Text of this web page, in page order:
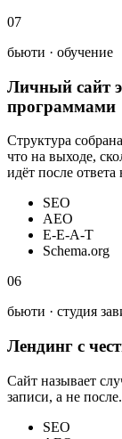
07
бьюти · обучение
Личный сайт
программами
Структура
что на выходе,
идёт после
SEO
AEO
E-E-A-T
Schema.org
06
бьюти · студия
Лендинг с
Сайт называет
записи, а не после.
SEO